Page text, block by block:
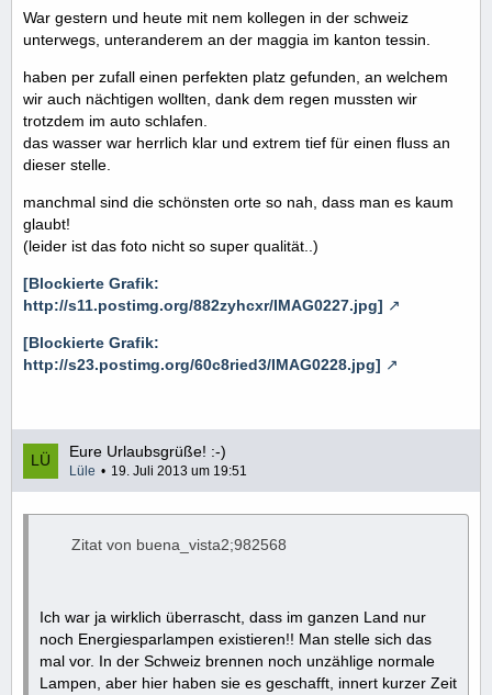
War gestern und heute mit nem kollegen in der schweiz
unterwegs, unteranderem an der maggia im kanton tessin.
haben per zufall einen perfekten platz gefunden, an welchem
wir auch nächtigen wollten, dank dem regen mussten wir
trotzdem im auto schlafen.
das wasser war herrlich klar und extrem tief für einen fluss an
dieser stelle.
manchmal sind die schönsten orte so nah, dass man es kaum
glaubt!
(leider ist das foto nicht so super qualität..)
[Blockierte Grafik:
http://s11.postimg.org/882zyhcxr/IMAG0227.jpg]
[Blockierte Grafik:
http://s23.postimg.org/60c8ried3/IMAG0228.jpg]
Eure Urlaubsgrüße! :-)
Lüle 19. Juli 2013 um 19:51
Zitat von buena_vista2;982568
Ich war ja wirklich überrascht, dass im ganzen Land nur
noch Energiesparlampen existieren!! Man stelle sich das
mal vor. In der Schweiz brennen noch unzählige normale
Lampen, aber hier haben sie es geschafft, innert kurzer Zeit